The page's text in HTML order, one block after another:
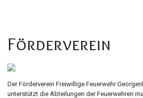
Förderverein
Der Förderverein Freiwillige Feuerwehr
unterstützt die Abteilungen der Feuerwehren